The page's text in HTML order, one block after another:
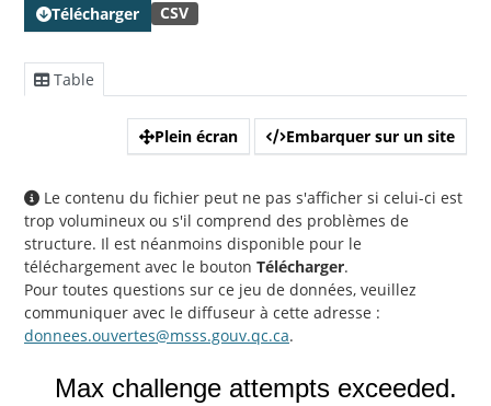
Télécharger CSV
Table
Plein écran Embarquer sur un site
Le contenu du fichier peut ne pas s'afficher si celui-ci est
trop volumineux ou s'il comprend des problèmes de
structure. Il est néanmoins disponible pour le
téléchargement avec le bouton Télécharger.
Pour toutes questions sur ce jeu de données, veuillez
communiquer avec le diffuseur à cette adresse :
donnees.ouvertes@msss.gouv.qc.ca.